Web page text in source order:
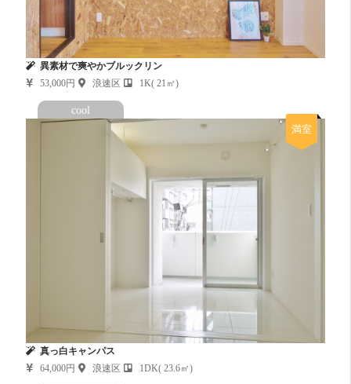
異素材で爽やかブルックリン
53,000円
浪速区 1K( 21㎡)
cool
満室
真っ白キャンパス
64,000円
浪速区 1DK( 23.6㎡)